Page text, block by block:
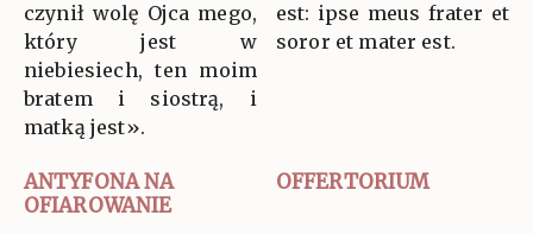
czynił wolę Ojca mego,
który jest w
niebiesiech, ten moim
bratem i siostrą, i
matką jest».
est: ipse meus frater et
soror et mater est.
ANTYFONA NA
OFIAROWANIE
OFFERTORIUM